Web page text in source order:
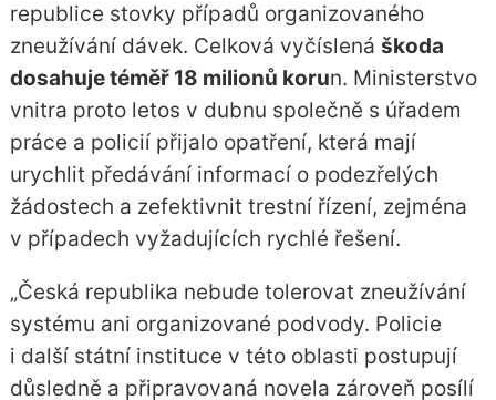
republice stovky případů organizovaného
zneužívání dávek. Celková vyčíslená škoda
dosahuje téměř 18 milionů korun. Ministerstvo
vnitra proto letos v dubnu společně s úřadem
práce a policií přijalo opatření, která mají
urychlit předávání informací o podezřelých
žádostech a zefektivnit trestní řízení, zejména
v případech vyžadujících rychlé řešení.
„Česká republika nebude tolerovat zneužívání
systému ani organizované podvody. Policie
i další státní instituce v této oblasti postupují
důsledně a připravovaná novela zároveň posílí